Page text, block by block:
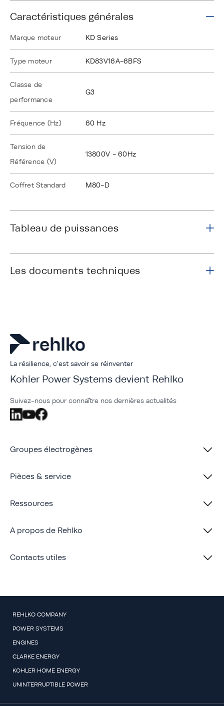
Caractéristiques générales
Marque moteur KD Series
Type moteur KD83V16A-6BFS
Classe de
performance
G3
Fréquence (Hz) 60 Hz
Tension de
Référence (V)
13800V - 60Hz
Coffret Standard M80-D
Tableau de puissances
Les documents techniques
La résilience, c'est savoir se réinventer
Kohler Power Systems devient Rehlko
Suivez-nous pour connaître nos dernières actualités
Groupes électrogènes
Pièces & service
Ressources
A propos de Rehlko
Contacts utiles
REHLKO COMPANY
POWER SYSTEMS
ENGINES
CLARKE ENERGY
KOHLER HOME ENERGY
UNINTERRUPTIBLE POWER